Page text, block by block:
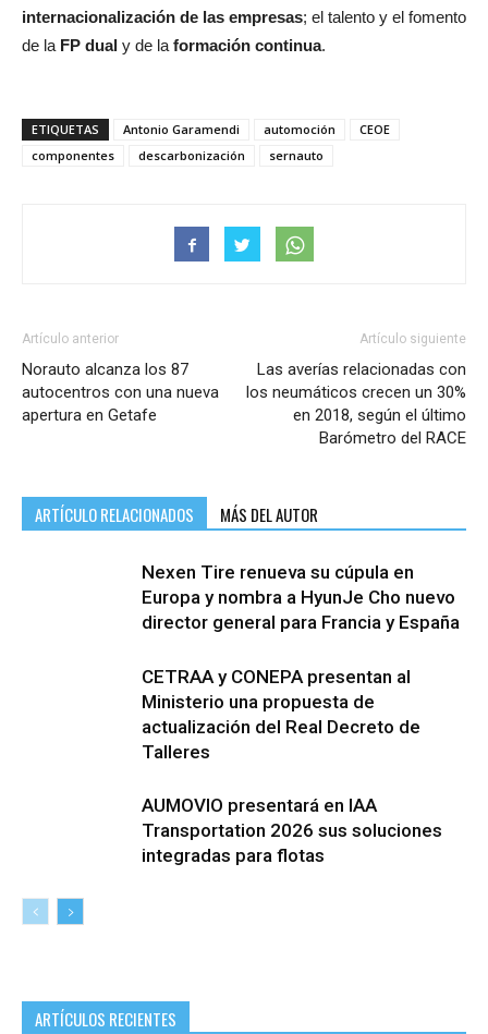
internacionalización de las empresas; el talento y el fomento
de la FP dual y de laformación continua.
ETIQUETAS Antonio Garamendi automoción
CEOE
componentes
descarbonización sernauto
Artículo anterior
Norauto alcanza los 87
autocentros con una nueva
apertura en Getafe
Artículo siguiente
Las averías relacionadas con
los neumáticos crecen un 30%
en 2018, según el último
Barómetro del RACE
ARTÍCULO RELACIONADOS MÁS DEL AUTOR
Nexen Tire renueva su cúpula en
Europa y nombra a HyunJe Cho nuevo
director general para Francia y España
CETRAA y CONEPA presentan al
Ministerio una propuesta de
actualización del Real Decreto de
Talleres
AUMOVIO presentará en IAA
Transportation 2026 sus soluciones
integradas para flotas
ARTÍCULOS RECIENTES